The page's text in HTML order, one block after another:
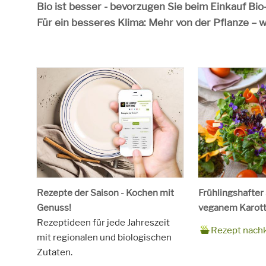
Bio ist besser - bevorzugen Sie beim Einkauf
Für ein besseres Klima: Mehr von der Pflanze –
Rezepte der Saison - Kochen mit
Genuss!
Rezeptideen für jede Jahreszeit
mit regionalen und biologischen
Zutaten.
Frühlingshafter
veganem
Zubereitungszeit
90 Minuten
Rezept
für
4 Personen
Saison
Frühling
Schlagworte
Beilagen,
Rezept